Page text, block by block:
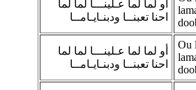
أو لما لما عـلينـــا لما لما
احنا تعبنــا ودبنـايـامــا
أو لما لما عـلينـــا لما لما
احنا تعبنــا ودبنـايـامــا
Ou